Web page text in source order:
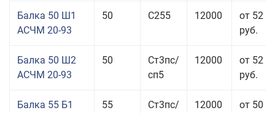
Балка 50 Ш1
АСЧМ 20-93
50 С255 12000
от 52
руб.
Балка 50 Ш2
АСЧМ 20-93
50
Ст3пс/
сп5
12000
от 52
руб.
Балка 55 Б1
55
Ст3пс/
12000
от 50